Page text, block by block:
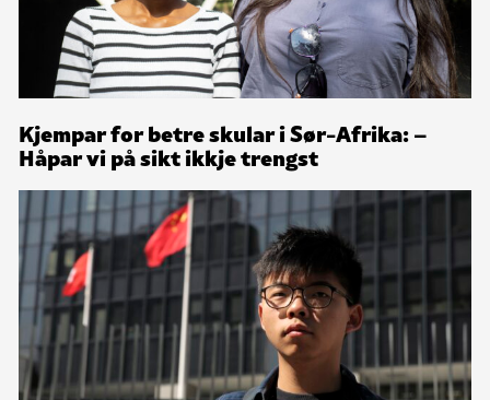
Kjempar for betre skular i Sør-Afrika: –
Håpar vi på sikt ikkje trengst